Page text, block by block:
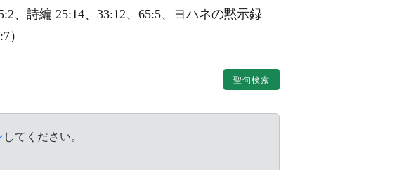
、詩編 25:14、33:12、65:5、ヨハネの黙示録
）
聖句検索
してください。